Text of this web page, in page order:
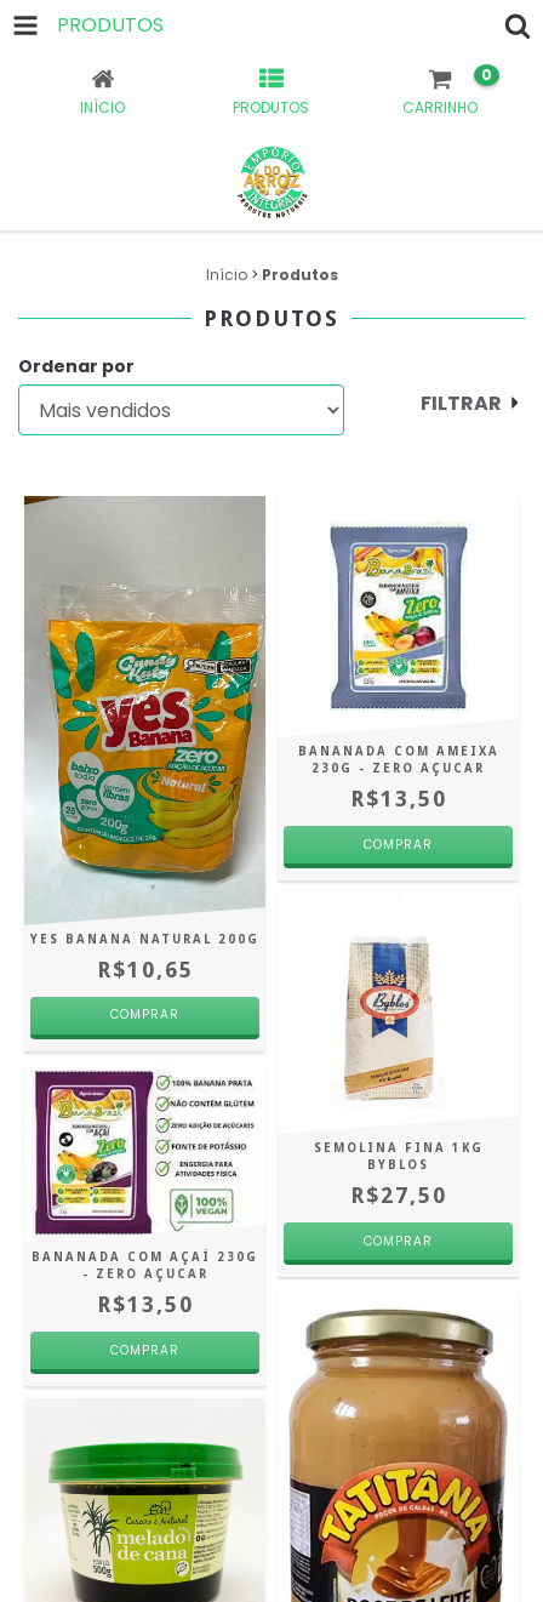
PRODUTOS
INÍCIO PRODUTOS CARRINHO
0
Início > Produtos
PRODUTOS
Ordenar por
FILTRAR
YES BANANA NATURAL 200G
R$10,65
BANANADA COM AMEIXA
230G - ZERO AÇUCAR
R$13,50
BANANADA COM AÇAÍ 230G
- ZERO AÇUCAR
R$13,50
SEMOLINA FINA 1KG
BYBLOS
R$27,50